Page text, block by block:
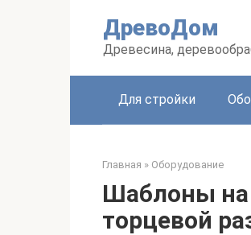
ДревоДом
Древесина,
Для стройки
Главная » Оборудование
Шаблоны на
торцевой